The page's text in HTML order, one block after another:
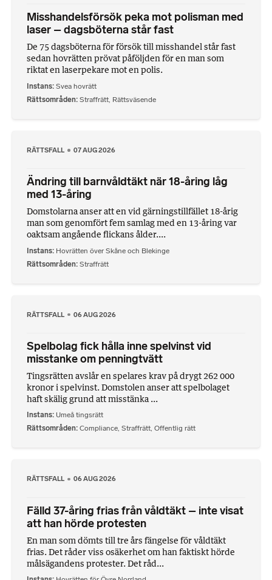
Misshandelsförsök peka mot polisman med
laser – dagsböterna står fast
De 75 dagsböterna för försök till misshandel står fast
sedan hovrätten prövat påföljden för en man som
riktat en laserpekare mot en polis.
Instans Svea hovrätt
Rättsområden Straffrätt Rättsväsende
RÄTTSFALL 07 AUG 2026
Ändring till barnvåldtäkt när 18-åring låg
med 13-åring
Domstolarna anser att en vid gärningstillfället 18-årig
man som genomfört fem samlag med en 13-åring var
oaktsam angående flickans ålder....
Instans Hovrätten över Skåne och Blekinge
Rättsområden Straffrätt
RÄTTSFALL 06 AUG 2026
Spelbolag fick hålla inne spelvinst vid
misstanke om penningtvätt
Tingsrätten avslår en spelares krav på drygt 262 000
kronor i spelvinst. Domstolen anser att spelbolaget
haft skälig grund att misstänka ...
Instans Umeå tingsrätt
Rättsområden Compliance, Straffrätt, Offentlig rätt
RÄTTSFALL 06 AUG 2026
Fälld 37-åring frias från våldtäkt – inte visat
att han hörde protesten
En man som dömts till tre års fängelse för våldtäkt
frias. Det råder viss osäkerhet om han faktiskt hörde
målsägandens protester. Det råd...